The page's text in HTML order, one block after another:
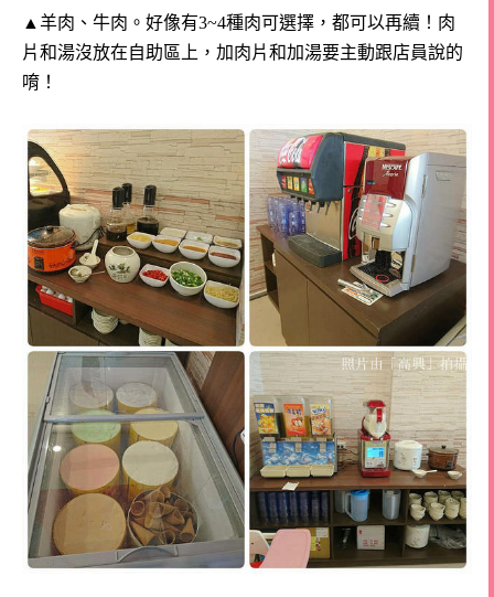
▲羊肉、牛肉。好像有3~4種肉可選擇，都可以再續！ 肉
片和湯沒放在自助區上，加肉片和加湯要主動跟店員說的
唷！